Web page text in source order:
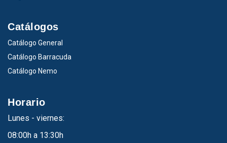
Catálogos
Catálogo General
Catálogo Barracuda
Catálogo Nemo
Horario
Lunes - viernes:
08:00h a 13:30h